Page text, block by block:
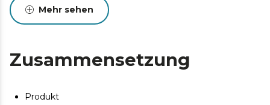
Stunden Akkulaufzeit.
Maximale Abdeckung bei jedem Zug. Die drei
und gewährleisten so eine gleichmäßige, schnelle und
Rasur in Ihrem Tempo. Wählen Sie zwischen zwei
Mehr sehen
Zusammensetzung
Produkt